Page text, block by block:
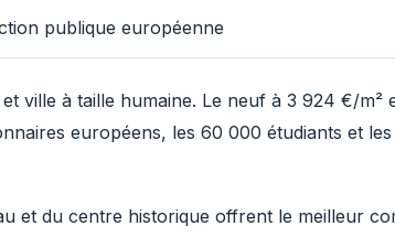
publique européenne
ville à taille humaine. Le neuf à 3 924 €/m²
européens, les 60 000 étudiants et
et du centre historique offrent le meilleur